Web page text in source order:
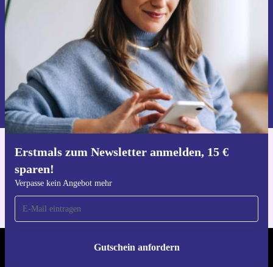
Erstmals zum Newsletter anmelden, 15 €
sparen!
Verpasse kein Angebot mehr
Gutschein anfordern
Verpasse kein Angebot mehr.
Gutschein anfordern
Informationen über die Verwendung personenbezogener Daten findest
du in unserer
Datenschutzerklärung.
Hol dir die refurbed-App
REFURBED DEUTSCHLAND - RETHINK NEW.